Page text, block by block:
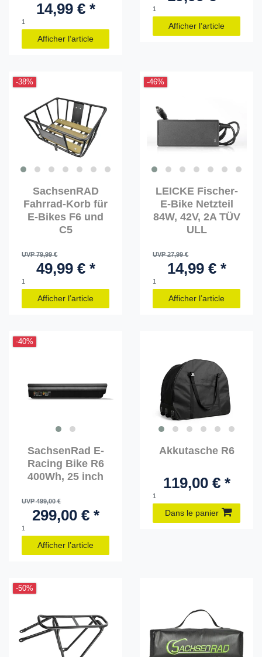
14,99 € *
1
Afficher l’article
1
Afficher l’article
-38%
SachsenRAD
Fahrrad-Korb für
E-Bikes F6 und
C5
UVP 79,99 €
49,99 € *
1
Afficher l’article
-46%
LEICKE Fischer-
E-Bike Netzteil
84W, 42V, 2A TÜV
ULL
UVP 27,99 €
14,99 € *
1
Afficher l’article
-40%
SachsenRad E-
Racing Bike R6
400Wh, 25 inch
UVP 499,00 €
299,00 € *
1
Afficher l’article
Akkutasche R6
119,00 € *
1
Dans le panier
-50%